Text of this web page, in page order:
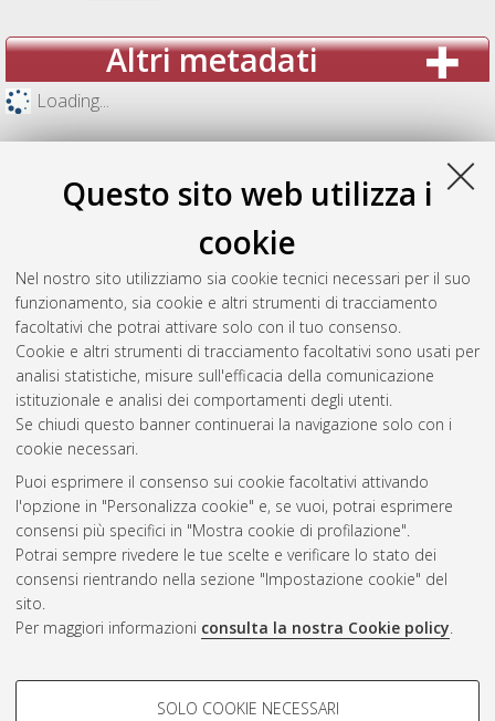
Questo sito web utilizza i
cookie
Nel nostro sito utilizziamo sia cookie tecnici necessari per il suo
funzionamento, sia cookie e altri strumenti di tracciamento
facoltativi che potrai attivare solo con il tuo consenso.
Cookie e altri strumenti di tracciamento facoltativi sono usati per
analisi statistiche, misure sull'efficacia della comunicazione
istituzionale e analisi dei comportamenti degli utenti.
Se chiudi questo banner continuerai la navigazione solo con i
cookie necessari.
Puoi esprimere il consenso sui cookie facoltativi attivando
l'opzione in "Personalizza cookie" e, se vuoi, potrai esprimere
consensi più specifici in "Mostra cookie di profilazione".
Potrai sempre rivedere le tue scelte e verificare lo stato dei
consensi rientrando nella sezione "Impostazione cookie" del
sito.
Per maggiori informazioni consulta la nostra Cookie policy.
COOKIE DI PROFILAZIONE -
SOLO COOKIE NECESSARI
Altri metadati
Loading...
Gestione del documento:
Atom
Rss 1.0
Rss 2.0
AMS Laurea
Impostazioni Cookie
Informativa sulla privacy